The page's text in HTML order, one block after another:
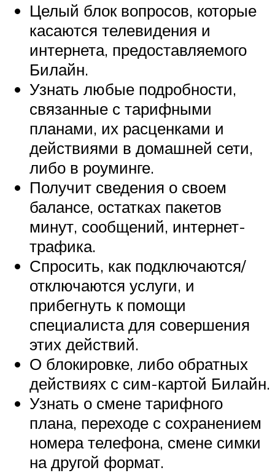
Целый блок вопросов, которые
касаются телевидения и
интернета, предоставляемого
Билайн.
Узнать любые подробности,
связанные с тарифными
планами, их расценками и
действиями в домашней сети,
либо в роуминге.
Получит сведения о своем
балансе, остатках пакетов
минут, сообщений, интернет-
трафика.
Спросить, как подключаются/
отключаются услуги, и
прибегнуть к помощи
специалиста для совершения
этих действий.
О блокировке, либо обратных
действиях с сим-картой Билайн.
Узнать о смене тарифного
плана, переходе с сохранением
номера телефона, смене симки
на другой формат.